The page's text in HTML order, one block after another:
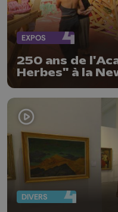
EXPOS
250 ans de
Herbes" à la
DIVERS